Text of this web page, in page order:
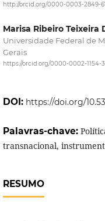
http://orcid.org/0000-0003-2849-
Marisa Ribeiro Teixeira
Universidade Federal de
Gerais
https://orcid.org/0000-0002-1154-
DOI: https://doi.org/
Palavras-chave:
transnacional,
RESUMO